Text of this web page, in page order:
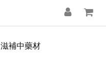
滋補中藥材